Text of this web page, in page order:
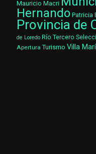
Mauricio Macri
Hernando Patricia
Provincia de
de Loredo Río Tercero
Apertura Turismo Villa